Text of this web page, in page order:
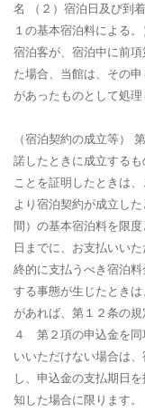
名 （２）宿泊日及び到
１の基本宿泊料による
宿泊客が、宿泊中に前
た場合、当館は、その
があったものとして処理
（宿泊契約の成立等）
諾したときに成立する
ことを証明したときは
より宿泊契約が成立し
間）の基本宿泊料を限
日までに、お支払いい
終的に支払うべき宿泊
する事態が生じたとき
があれば、第１２条の
４ 第２項の申込金を同
いいただけない場合は
し、申込金の支払期日
知した場合に限ります。